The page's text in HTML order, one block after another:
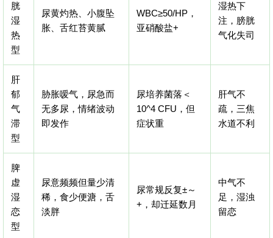
胱
湿
热
型
尿黄灼热、小腹坠
胀、舌红苔黄腻
WBC≥50/HP，
亚硝酸盐+
湿热下
注，膀胱
气化失司
肝
郁
气
滞
型
胁胀嗳气，尿急而
无多尿，情绪波动
即发作
尿培养菌落＜
10^4 CFU，但
症状重
肝气不
疏，三焦
水道不利
脾
虚
湿
恋
型
尿意频频但量少清
稀，食少便溏，舌
淡胖
尿常规反复±～
+，却迁延数月
中气不
足，湿浊
留恋